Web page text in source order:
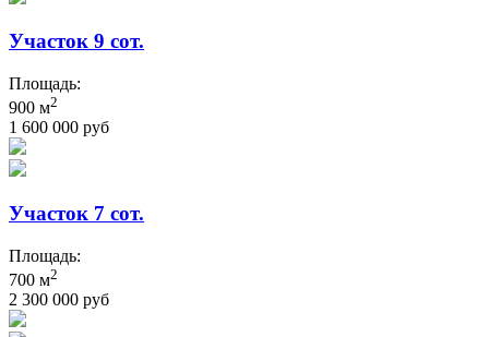
Участок 9 сот.
Площадь:
900 м2
1 600 000 руб
Участок 7 сот.
Площадь:
700 м2
2 300 000 руб